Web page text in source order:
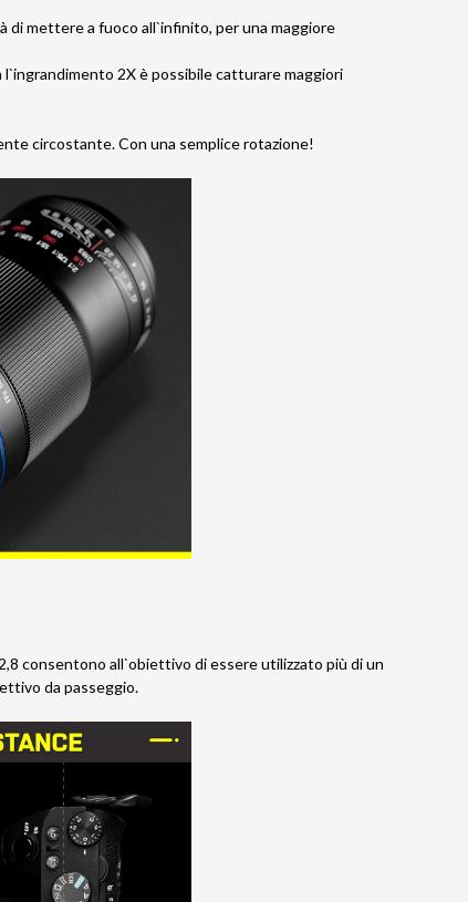
di mettere a fuoco all`infinito, per una maggiore
2X è possibile catturare maggiori
circostante. Con una semplice rotazione!
consentono all`obiettivo di essere utilizzato più di un
da passeggio.